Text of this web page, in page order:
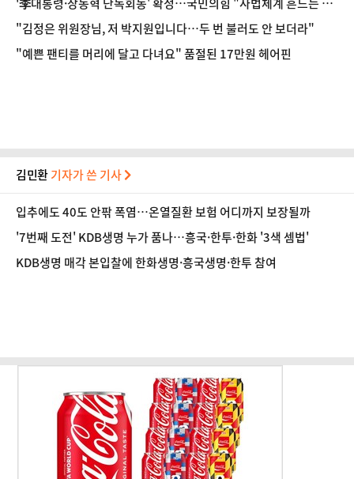
법폭주 우려 전하겠다"
"김정은 위원장님, 저 박지원입니다…두 번 불러도 안 보더라"
"예쁜 팬티를 머리에 달고 다녀요" 품절된 17만원 헤어핀
김민환기자가 쓴 기사
입추에도 40도 안팎 폭염…온열질환 보험 어디까지 보장될까
'7번째 도전' KDB생명 누가 품나…흥국·한투·한화 '3색 셈법'
KDB생명 매각 본입찰에 한화생명·흥국생명·한투 참여